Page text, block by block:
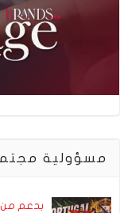
مسؤولية
بدعم من